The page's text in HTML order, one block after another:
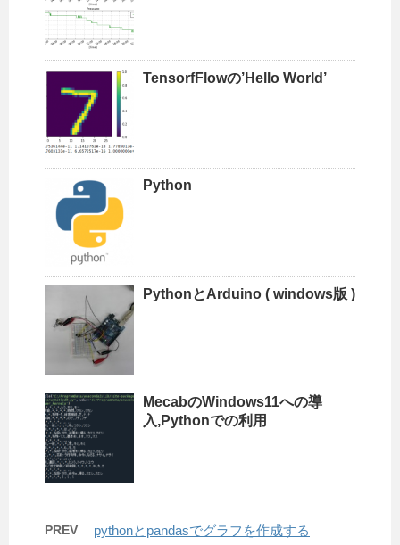
TensorfFlowの’Hello World’
Python
PythonとArduino ( windows版 )
MecabのWindows11への導
入,Pythonでの利用
PREV pythonとpandasでグラフを作成する